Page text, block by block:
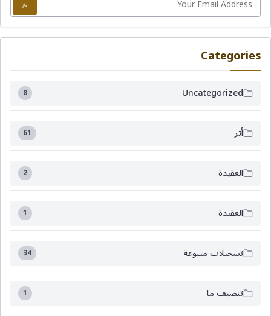
Categories
Uncategorized
8
أثر 61
العقيدة 2
العقيدة 1
تسجيلات متنوعة 34
تنصيف ما 1